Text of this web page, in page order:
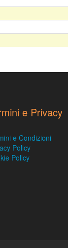
e Privacy
e Condizioni
Policy
Policy